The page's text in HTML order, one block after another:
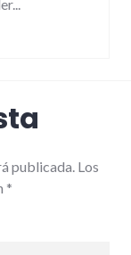
publicada. Los
*